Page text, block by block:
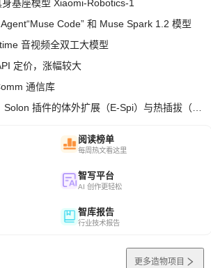
基座模型 Xiaomi-Robotics-1
Code” 和 Muse Spark 1.2 模型
音视频全双工大模型
定价，涨幅较大
通信库
阅读榜单
每周热文看这里
智写平台
AI 创作更轻松
智库报告
行业技术报告
更多造物项目